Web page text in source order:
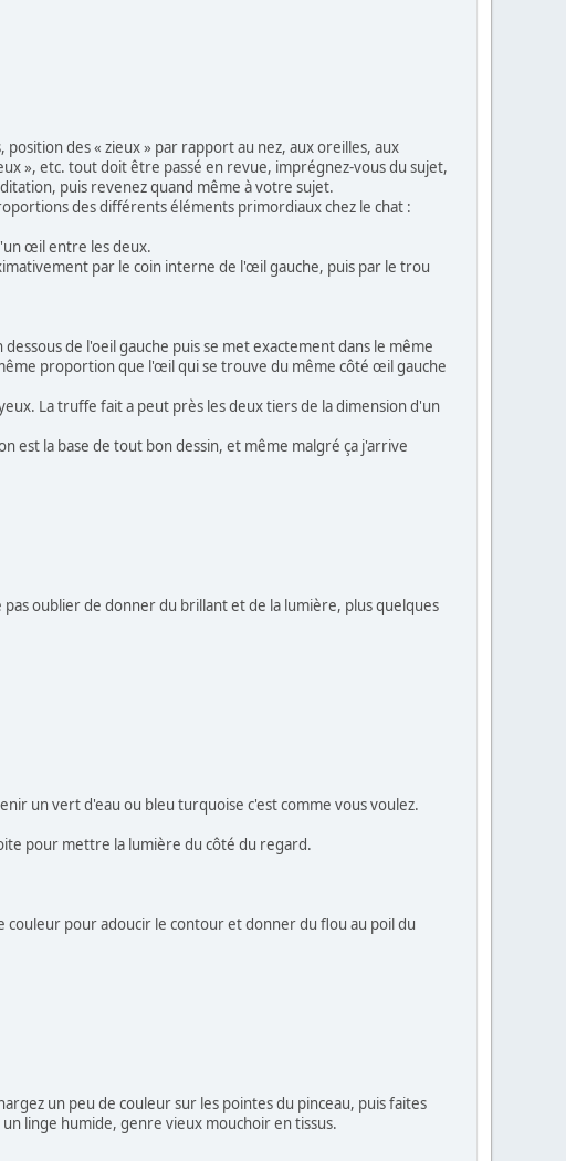
des « zieux » par rapport au nez, aux oreilles, aux
», etc. tout doit être passé en revue, imprégnez-vous du sujet,
puis revenez quand même à votre sujet.
des différents éléments primordiaux chez le chat :
œil entre les deux.
par le coin interne de l'œil gauche, puis par le trou
de l'oeil gauche puis se met exactement dans le même
proportion que l'œil qui se trouve du même côté œil gauche
La truffe fait a peut près les deux tiers de la dimension d'un
est la base de tout bon dessin, et même malgré ça j'arrive
oublier de donner du brillant et de la lumière, plus quelques
un vert d'eau ou bleu turquoise c'est comme vous voulez.
pour mettre la lumière du côté du regard.
pour adoucir le contour et donner du flou au poil du
un peu de couleur sur les pointes du pinceau, puis faites
linge humide, genre vieux mouchoir en tissus.